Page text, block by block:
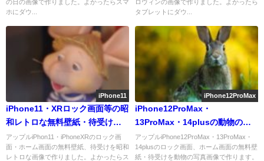
の日の画像で作りました。よかったらスマ
ホにダウ...
ロウィンの画像で作りました。よかったら
タブレットにダウ...
iPhone11
iPhone11・XRロック画面等の昭
和レトロな無料壁紙・待受けを
配信中
アップルiPhon11・iPhoneXRのロック画
面・ホーム画面の無料壁紙、待受けを昭和
レトロな画像で作りました。よかったらス
iPhone12ProMax
iPhone12ProMax・
13ProMax・14plusの動物の無
料壁紙・待受けを配信中
アップルiPhone12ProMax・13ProMax・
14plusのロック画面、ホーム画面の無料壁
紙・待受けを動物の写真画像で作ります。